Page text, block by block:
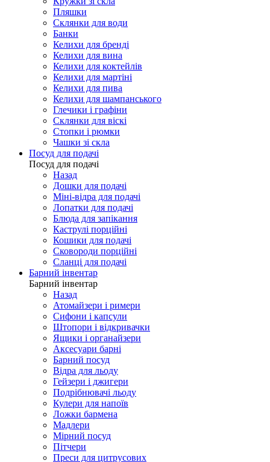
Пляшки
Склянки для води
Банки
Келихи для бренді
Келихи для вина
Келихи для коктейлів
Келихи для мартіні
Келихи для пива
Келихи для шампанського
Глечики і графіни
Склянки для віскі
Стопки і рюмки
Чашки зі скла
Посуд для подачі
Посуд для подачі
Назад
Дошки для подачі
Міні-відра для подачі
Лопатки для подачі
Блюда для запікання
Каструлі порційні
Кошики для подачі
Сковороди порційні
Сланці для подачі
Барний інвентар
Барний інвентар
Назад
Атомайзери і римери
Сифони і капсули
Штопори і відкривачки
Ящики і органайзери
Аксесуари барні
Барний посуд
Відра для льоду
Гейзери і джигери
Подрібнювачі льоду
Кулери для напоїв
Ложки бармена
Мадлери
Мірний посуд
Пітчери
Преси для цитрусових